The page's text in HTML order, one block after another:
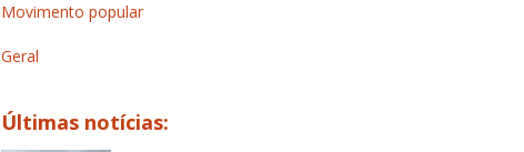
Movimento popular
Geral
Últimas notícias: